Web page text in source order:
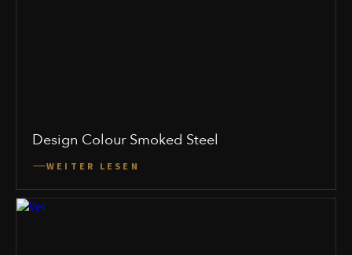
Design Colour Smoked Steel
WEITER LESEN